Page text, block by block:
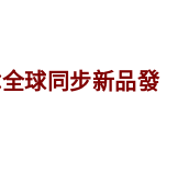
全球同步新品發